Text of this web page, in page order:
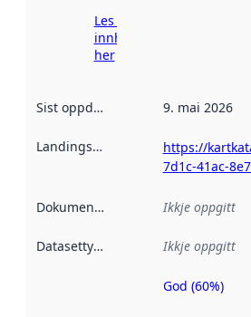
Les meir om
innhenting
her
Sist oppdatert 9. mai 2026
Landingsside
https://
7d1c-41ac-
Dokumentasjon Ikkje oppgitt
Datasettype Ikkje oppgitt
Metadatakvalitet
God (60%)